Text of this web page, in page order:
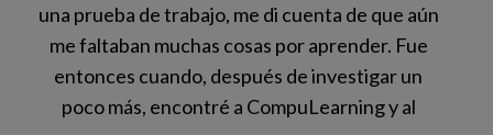
una prueba de trabajo, me di cuenta de que aún
me faltaban muchas cosas por aprender. Fue
entonces cuando, después de investigar un
poco más, encontré a CompuLearning y al